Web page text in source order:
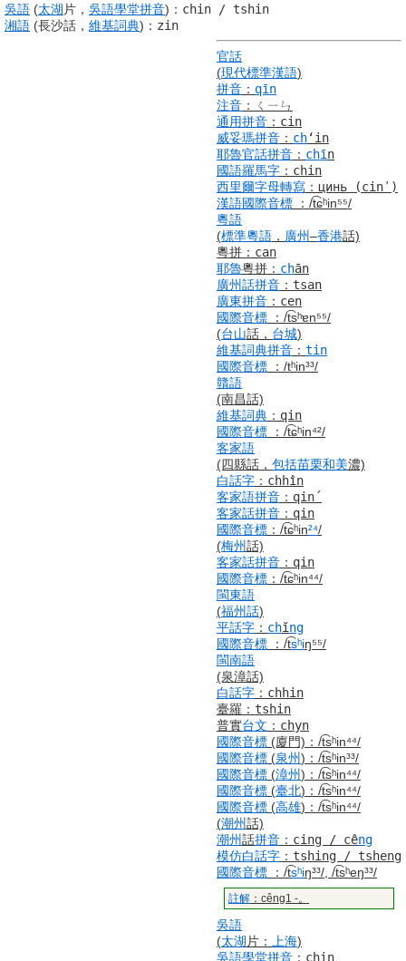
吳語 (太湖片， 吳語學堂拼音) ： chin / tshin
湘語 (長沙話， 維基詞典) ： zin
官話
(現代標準漢語)
拼音 ： qīn
注音 ：
ㄑㄧㄣ
通用拼音 ： cin
威妥瑪拼音 ： chʻin
耶魯官話拼音 ： chīn
國語羅馬字 ： chin
西里爾字母轉寫 ： цинь
(cinʹ)
漢語國際音標 ： /t͡ɕʰin⁵⁵/
粵語
(標準粵語 ， 廣州–香港話)
粵拼 ： can
耶魯粵拼 ： chān
廣州話拼音 ： tsan
廣東拼音 ： cen
國際音標
： /t͡sʰɐn⁵⁵/
(台山話， 台城)
維基詞典拼音 ： tin
國際音標
： /tʰin³³/
贛語
(南昌話)
維基詞典 ： qin
國際音標
： /t͡ɕʰin⁴²/
客家語
(四縣話， 包括苗栗和美濃)
白話字 ： chhîn
客家語拼音 ： qin´
客家話拼音 ： qin
國際音標 ： /t͡ɕʰin²⁴/
(梅州話)
客家話拼音 ： qin
國際音標 ： /t͡ɕʰin⁴⁴/
閩東語
(福州話)
平話字 ： chĭng
國際音標
： /t͡sʰiŋ⁵⁵/
閩南語
(泉漳話)
白話字 ： chhin
臺羅 ： tshin
普實台文 ： chyn
國際音標 (廈門) ： /t͡sʰin⁴⁴/
國際音標 (泉州) ： /t͡sʰin³³/
國際音標 (漳州) ： /t͡sʰin⁴⁴/
國際音標 (臺北) ： /t͡sʰin⁴⁴/
國際音標 (高雄) ： /t͡sʰin⁴⁴/
(潮州話)
潮州話拼音 ： cing / cêng
模仿白話字 ： tshing / tsheng
國際音標
： /t͡sʰiŋ³³/, /t͡sʰeŋ³³/
註解 ：cêng1 -。
吳語
(太湖片： 上海)
吳語學堂拼音 ： chin